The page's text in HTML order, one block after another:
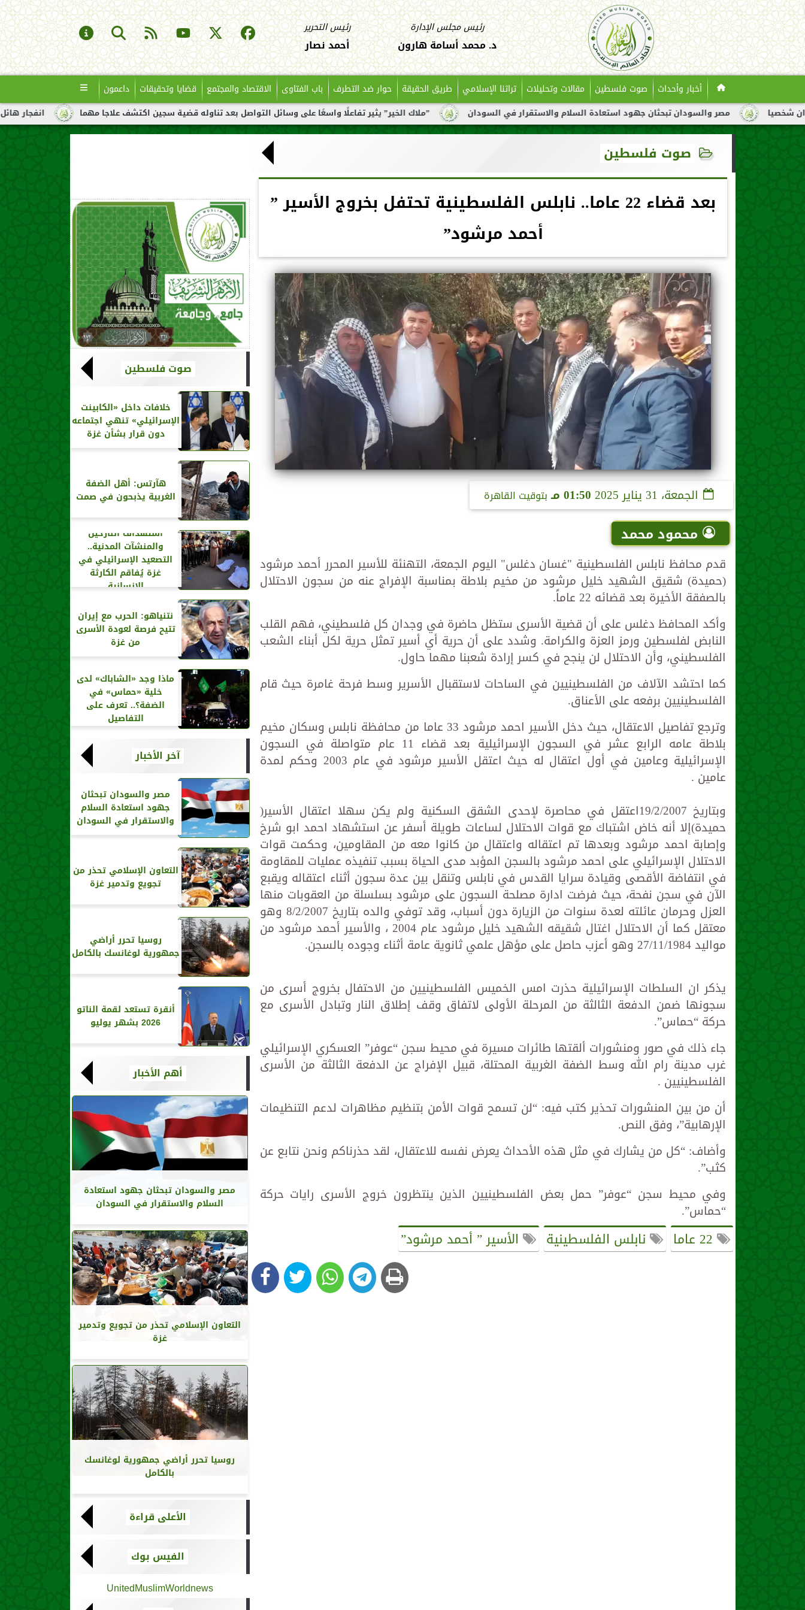
رئيس مجلس الإدارة
د. محمد أسامة هارون
رئيس التحرير
أحمد نصار
أخبار وأحداث صوت فلسطين مقالات وتحليلات تراثنا الإسلامي طريق الحقيقة حوار ضد التطرف باب الفتاوى الاقتصاد والمجتمع قضايا وتحقيقات داعمون
انفجار هائل لناقلة ”ملاك الخير” يثير تفاعلًا واسعًا على وسائل التواصل بعد تناوله قضية سجين اكتشف علاجا مهما مصر والسودان تبحثان جهود استعادة السلام والاستقرار في السودان
صوت فلسطين
بعد قضاء 22 عاما.. نابلس الفلسطينية تحتفل بخروج الأسير ”
أحمد مرشود”
الجمعة، 31 يناير 2025 01:50 مـ بتوقيت القاهرة
محمود محمد
قدم محافظ نابلس الفلسطينية "غسان دغلس" اليوم الجمعة، التهنئة للأسير المحرر أحمد مرشود
(حميدة) شقيق الشهيد خليل مرشود من مخيم بلاطة بمناسبة الإفراج عنه من سجون الاحتلال
بالصفقة الأخيرة بعد قضائه 22 عاماً.
وأكد المحافظ دغلس على أن قضية الأسرى ستظل حاضرة في وجدان كل فلسطيني، فهم القلب
النابض لفلسطين ورمز العزة والكرامة. وشدد على أن حرية أي أسير تمثل حرية لكل أبناء الشعب
الفلسطيني، وأن الاحتلال لن ينجح في كسر إرادة شعبنا مهما حاول.
كما احتشد الآلاف من الفلسطينيين في الساحات لاستقبال الأسرير وسط فرحة غامرة حيث قام
الفلسطينيين برفعه على الأعناق.
وترجع تفاصيل الاعتقال، حيث دخل الأسير احمد مرشود 33 عاما من محافظة نابلس وسكان مخيم
بلاطة عامه الرابع عشر في السجون الإسرائيلية بعد قضاء 11 عام متواصلة في السجون
الإسرائيلية وعامين في أول اعتقال له حيث اعتقل الأسير مرشود في عام 2003 وحكم لمدة
عامين .
وبتاريخ 19/2/2007اعتقل في محاصرة لإحدى الشقق السكنية ولم يكن سهلا اعتقال الأسير(
حميدة)إلا أنه خاض اشتباك مع قوات الاحتلال لساعات طويلة أسفر عن استشهاد احمد ابو شرخ
وإصابة احمد مرشود وبعدها تم اعتقاله واعتقال من كانوا معه من المقاومين، وحكمت قوات
الاحتلال الإسرائيلي على احمد مرشود بالسجن المؤبد مدى الحياة بسبب تنفيذه عمليات للمقاومة
في انتفاضة الأقصى وقيادة سرايا القدس في نابلس وتنقل بين عدة سجون أثناء اعتقاله ويقبع
الآن في سجن نفحة، حيث فرضت ادارة مصلحة السجون على مرشود بسلسلة من العقوبات منها
العزل وحرمان عائلته لعدة سنوات من الزيارة دون أسباب، وقد توفي والده بتاريخ 8/2/2007 وهو
معتقل كما أن الاحتلال اغتال شقيقه الشهيد خليل مرشود عام 2004 ، والأسير أحمد مرشود من
مواليد 27/11/1984 وهو أعزب حاصل على مؤهل علمي ثانوية عامة أثناء وجوده بالسجن.
يذكر ان السلطات الإسرائيلية حذرت امس الخميس الفلسطينيين من الاحتفال بخروج أسرى من
سجونها ضمن الدفعة الثالثة من المرحلة الأولى لاتفاق وقف إطلاق النار وتبادل الأسرى مع
حركة “حماس”.
جاء ذلك في صور ومنشورات ألقتها طائرات مسيرة في محيط سجن “عوفر” العسكري الإسرائيلي
غرب مدينة رام الله وسط الضفة الغربية المحتلة، قبيل الإفراج عن الدفعة الثالثة من الأسرى
الفلسطينيين .
أن من بين المنشورات تحذير كتب فيه: “لن تسمح قوات الأمن بتنظيم مظاهرات لدعم التنظيمات
الإرهابية”، وفق النص.
وأضاف: “كل من يشارك في مثل هذه الأحداث يعرض نفسه للاعتقال، لقد حذرناكم ونحن نتابع عن
كثب”.
وفي محيط سجن “عوفر” حمل بعض الفلسطينيين الذين ينتظرون خروج الأسرى رايات حركة
“حماس”.
نابلس الفلسطينية الأسير ” أحمد مرشود”
صوت فلسطين
خلافات داخل «الكابينت
الإسرائيلي» تنهي اجتماعه
دون قرار بشأن غزة
هآرتس: أهل الضفة
الغربية يذبحون في صمت
استهداف النازحين
والمنشآت المدنية..
التصعيد الإسرائيلي في
غزة يُفاقم الكارثة
الإنسانية
نتنياهو: الحرب مع إيران
تتيح فرصة لعودة الأسرى
من غزة
ماذا وجد «الشاباك» لدى
خلية «حماس» في
الضفة؟.. تعرف على
التفاصيل
آخر الأخبار
مصر والسودان تبحثان
جهود استعادة السلام
والاستقرار في السودان
التعاون الإسلامي تحذر من
تجويع وتدمير غزة
روسيا تحرر أراضي
جمهورية لوغانسك بالكامل
أنقرة تستعد لقمة الناتو
2026 بشهر يوليو
أهم الأخبار
مصر والسودان تبحثان جهود استعادة
السلام والاستقرار في السودان
التعاون الإسلامي تحذر من تجويع وتدمير
غزة
روسيا تحرر أراضي جمهورية لوغانسك
بالكامل
الأعلى قراءة
الفيس بوك
UnitedMuslimWorldnews